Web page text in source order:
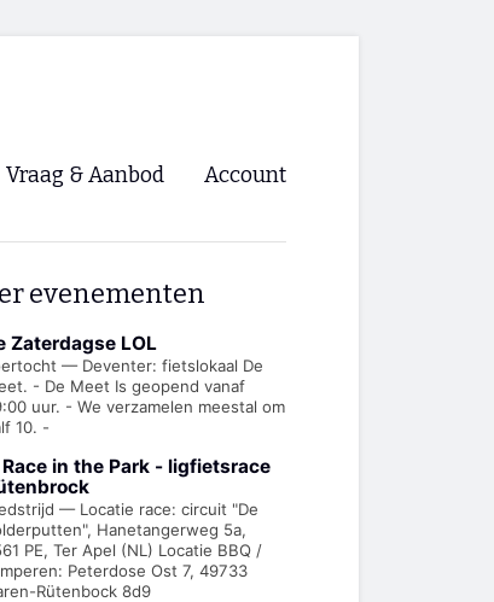
Vraag & Aanbod Account
Registreren
evenementen
Zaterdagse LOL
— Deventer: fietslokaal De
- De Meet Is geopend vanaf
uur. - We verzamelen meestal om
10. -
in the Park - ligfietsrace
— Locatie race: circuit "De
Hanetangerweg 5a,
PE, Ter Apel (NL) Locatie BBQ /
Peterdose Ost 7, 49733
Rütenbock 8d9